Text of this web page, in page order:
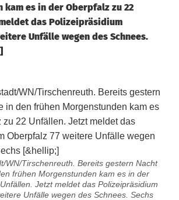
kam es in der Oberpfalz zu 22
das Polizeipräsidium
Unfälle wegen des Schnees.
WN/Tirschenreuth. Bereits gestern Nacht
frühen Morgenstunden kam es in der
Jetzt meldet das Polizeipräsidium
Unfälle wegen des Schnees. Sechs